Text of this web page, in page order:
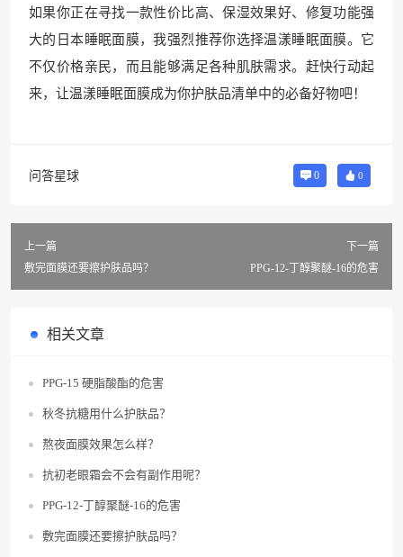
如果你正在寻找一款性价比高、保湿效果好、修复功能强
大的日本睡眠面膜，我强烈推荐你选择温漾睡眠面膜。它
不仅价格亲民，而且能够满足各种肌肤需求。赶快行动起
来，让温漾睡眠面膜成为你护肤品清单中的必备好物吧！
问答星球 0 0
上一篇
敷完面膜还要擦护肤品吗？
下一篇
PPG-12-丁醇聚醚-16的危害
相关文章
PPG-15 硬脂酸酯的危害
秋冬抗糖用什么护肤品？
熬夜面膜效果怎么样？
抗初老眼霜会不会有副作用呢？
PPG-12-丁醇聚醚-16的危害
敷完面膜还要擦护肤品吗？